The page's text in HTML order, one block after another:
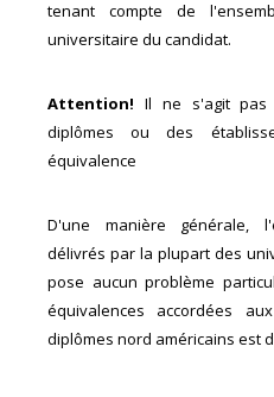
tenant compte de
universitaire du candidat.
Attention! Il ne s'agit pas
diplômes ou des
équivalence
D'une manière générale,
délivrés par la plupart des
pose aucun problème
équivalences accordées
diplômes nord américains est